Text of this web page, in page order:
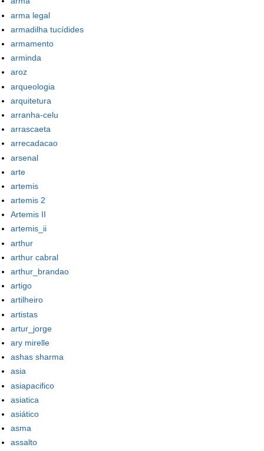
arma legal
armadilha tucídides
armamento
arminda
aroz
arqueologia
arquitetura
arranha-celu
arrascaeta
arrecadacao
arsenal
arte
artemis
artemis 2
Artemis II
artemis_ii
arthur
arthur cabral
arthur_brandao
artigo
artilheiro
artistas
artur_jorge
ary mirelle
ashas sharma
asia
asiapacifico
asiatica
asiático
asma
assalto